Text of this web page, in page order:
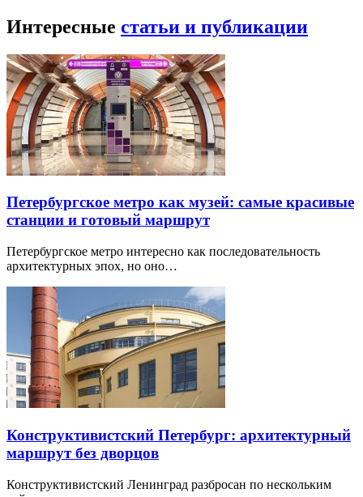
Интересные статьи и публикации
Петербургское метро как музей: самые красивые
станции и готовый маршрут
Петербургское метро интересно как последовательность
архитектурных эпох, но оно…
Конструктивистский Петербург: архитектурный
маршрут без дворцов
Конструктивистский Ленинград разбросан по нескольким